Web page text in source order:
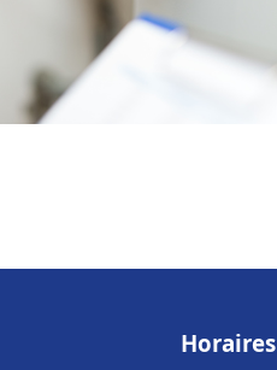
Horaires